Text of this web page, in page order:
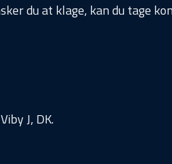
du at klage, kan du tage
J, DK.